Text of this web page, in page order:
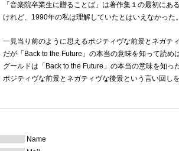
「音楽院卒業生に贈ることば」は著作集１の最初にあ
けれど、1990年の私は理解していたとはいえなかった。
一見当り前のように思えるポジティヴな前景とネガティ
だが「Back to the Future」の本当の意味を知って読め
グールドは「Back to the Future」の本当の意味を知っ
ポジティヴな前景とネガティヴな後景という言い回し
Name